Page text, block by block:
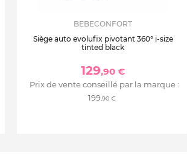
BEBECONFORT
Siège auto evolufix pivotant 360° i-size
tinted black
129,90 €
Prix de vente conseillé par la marque :
199,90 €